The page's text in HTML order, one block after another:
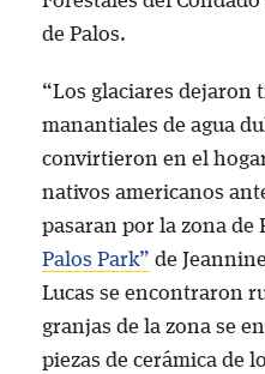
de Palos.
“Los glaciares dejaron
manantiales de agua
convirtieron en el
nativos americanos
pasaran por la zona de
Palos Park” de
Lucas se encontraron
granjas de la zona se
piezas de cerámica de